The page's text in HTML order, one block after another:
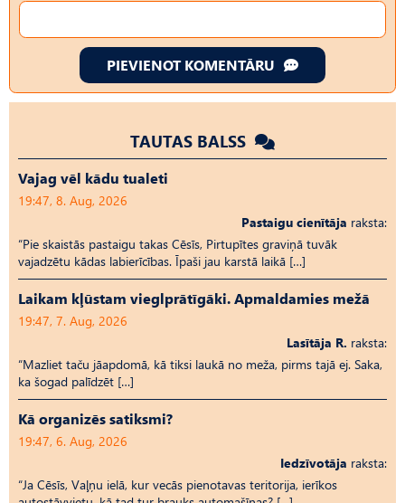
PIEVIENOT KOMENTĀRU
TAUTAS BALSS
Vajag vēl kādu tualeti
19:47, 8. Aug, 2026
Pastaigu cienītāja raksta:
“Pie skaistās pastaigu takas Cēsīs, Pirtupītes graviņā tuvāk
vajadzētu kādas labierīcības. Īpaši jau karstā laikā […]
Laikam kļūstam vieglprātīgāki. Apmaldamies mežā
19:47, 7. Aug, 2026
Lasītāja R. raksta:
“Mazliet taču jāapdomā, kā tiksi laukā no meža, pirms tajā ej. Saka,
ka šogad palīdzēt […]
Kā organizēs satiksmi?
19:47, 6. Aug, 2026
Iedzīvotāja raksta:
“Ja Cēsīs, Vaļņu ielā, kur vecās pienotavas teritorija, ierīkos